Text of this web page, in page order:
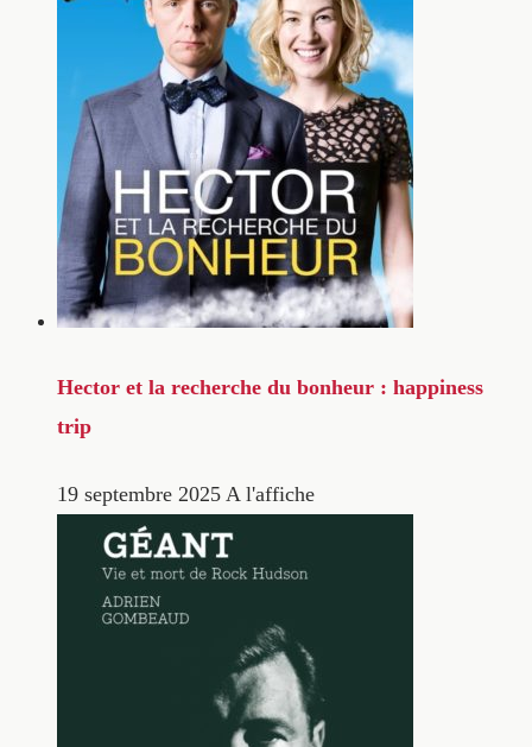
Hector et la recherche du bonheur : happiness
trip
19 septembre 2025 A l'affiche